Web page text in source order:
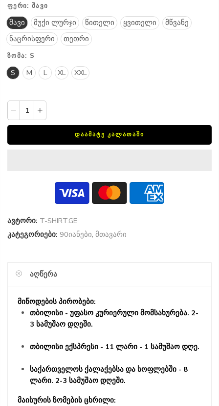
ᲤᲔᲠᲘ: ᲨᲐᲕᲘ
შავი მუქი ლურჯი წითელი ყვითელი
მწვანე
ნაცრისფერი
თეთრი
ᲖᲝᲛᲐ: S
S M L XL XXL
ᲓᲐᲐᲛᲐᲢᲔ ᲙᲐᲚᲐᲗᲐᲨᲘ
ავტორი: T-SHIRT.GE
კატეგორიები: 90იანები, მთავარი
ᲐᲦᲬᲔᲠᲐ
მიწოდების პირობები:
თბილისი - უფასო კურიერული მომსახურება. 2-
3 სამუშაო დღეში.
თბილისი ექსპრესი - 11 ლარი - 1 სამუშაო დღე.
საქართველოს ქალაქებსა და სოფლებში - 8
ლარი. 2-3 სამუშაო დღეში.
მაისურის ზომების ცხრილი: